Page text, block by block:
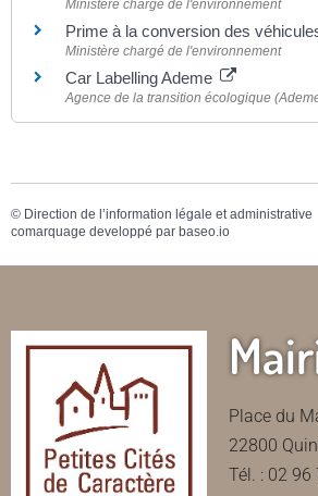
Ministère chargé de l'environnement
Prime à la conversion des
Ministère chargé de l'environnement
Car Labelling Ademe
Agence de la transition écologique
© Direction de l’information légale et administrative
comarquage developpé par baseo.io
Place du
22800
Tél. : 02 96